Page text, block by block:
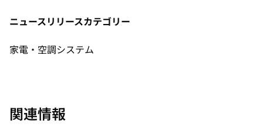
タ
ニュースリリースカテゴリー
家電・空調システム
関連情報